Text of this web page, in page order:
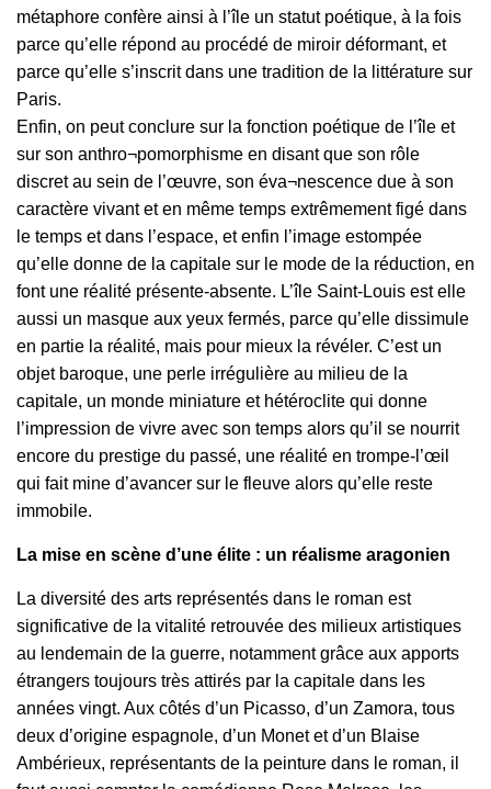
métaphore confère ainsi à l’île un statut poétique, à la fois
parce qu’elle répond au procédé de miroir déformant, et
parce qu’elle s’inscrit dans une tradition de la littérature sur
Paris.
Enfin, on peut conclure sur la fonction poétique de l’île et
sur son anthro¬pomorphisme en disant que son rôle
discret au sein de l’œuvre, son éva¬nescence due à son
caractère vivant et en même temps extrêmement figé dans
le temps et dans l’espace, et enfin l’image estompée
qu’elle donne de la capitale sur le mode de la réduction, en
font une réalité présente-absente. L’île Saint-Louis est elle
aussi un masque aux yeux fermés, parce qu’elle dissimule
en partie la réalité, mais pour mieux la révéler. C’est un
objet baroque, une perle irrégulière au milieu de la
capitale, un monde miniature et hétéroclite qui donne
l’impression de vivre avec son temps alors qu’il se nourrit
encore du prestige du passé, une réalité en trompe-l’œil
qui fait mine d’avancer sur le fleuve alors qu’elle reste
immobile.
La mise en scène d’une élite : un réalisme aragonien
La diversité des arts représentés dans le roman est
significative de la vitalité retrouvée des milieux artistiques
au lendemain de la guerre, notamment grâce aux apports
étrangers toujours très attirés par la capitale dans les
années vingt. Aux côtés d’un Picasso, d’un Zamora, tous
deux d’origine espagnole, d’un Monet et d’un Blaise
Ambérieux, représentants de la peinture dans le roman, il